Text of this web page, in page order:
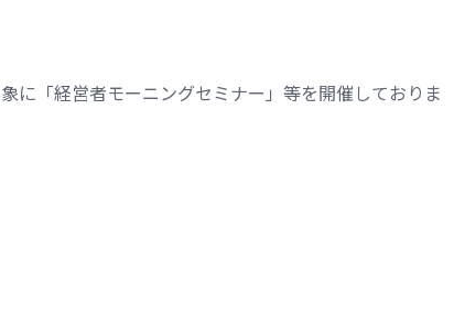
に「経営者モーニングセミナー」等を開催しておりま